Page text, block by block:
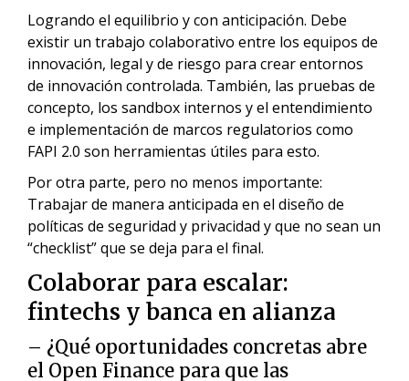
Logrando el equilibrio y con anticipación. Debe
existir un trabajo colaborativo entre los equipos de
innovación, legal y de riesgo para crear entornos
de innovación controlada. También, las pruebas de
concepto, los sandbox internos y el entendimiento
e implementación de marcos regulatorios como
FAPI 2.0 son herramientas útiles para esto.
Por otra parte, pero no menos importante:
Trabajar de manera anticipada en el diseño de
políticas de seguridad y privacidad y que no sean un
“checklist” que se deja para el final.
Colaborar para escalar:
fintechs y banca en alianza
– ¿Qué oportunidades concretas abre
el Open Finance para que las